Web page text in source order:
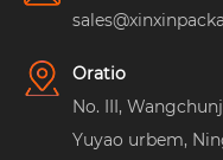
Oratio
No. III,
Yuyao urbem,